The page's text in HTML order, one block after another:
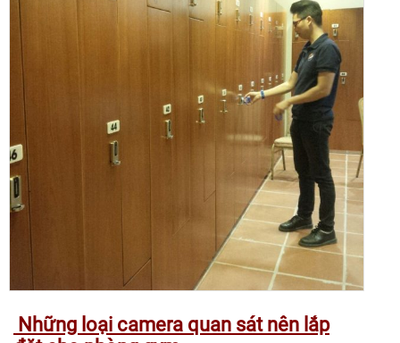
Những loại camera quan sát nên lắp